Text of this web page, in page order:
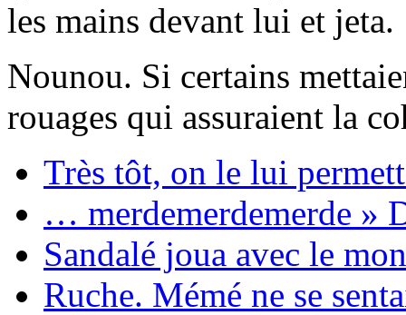
les mains devant lui et jeta.
Nounou. Si certains
rouages qui assuraient la
Très tôt, on le lui
… merdemerdemerde »
Sandalé joua avec le
Ruche. Mémé ne se